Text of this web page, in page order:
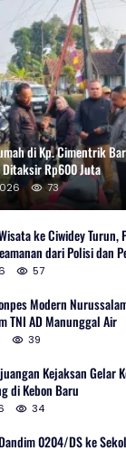
di Kp. Cimentrik
Rp600 Juta
73
ke Ciwidey Turun,
dari Polisi dan
57
Modern
TNI AD Manunggal Air
39
Kejaksan Gelar
di Kebon Baru
34
0204/DS ke